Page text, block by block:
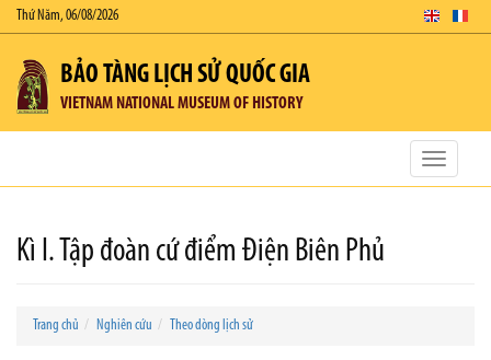
Thứ Năm, 06/08/2026
BẢO TÀNG LỊCH SỬ QUỐC GIA
VIETNAM NATIONAL MUSEUM OF HISTORY
Toggle
Kì I. Tập đoàn cứ điểm Điện Biên Phủ
Trang chủ Nghiên cứu Theo dòng lịch sử